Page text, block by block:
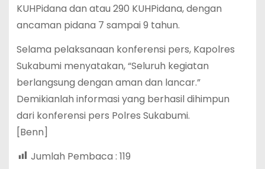
KUHPidana dan atau 290 KUHPidana, dengan
ancaman pidana 7 sampai 9 tahun.
Selama pelaksanaan konferensi pers, Kapolres
Sukabumi menyatakan, “Seluruh kegiatan
berlangsung dengan aman dan lancar.”
Demikianlah informasi yang berhasil dihimpun
dari konferensi pers Polres Sukabumi.
[Benn]
Jumlah Pembaca : 119